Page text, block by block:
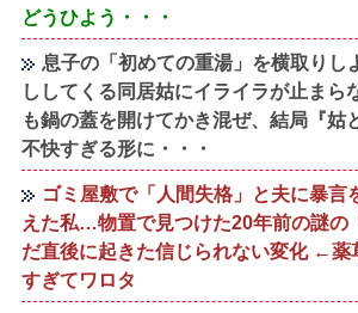
どうひよう・・・
息子の「初めての重湯」を横取りし
ししてくる同居姑にイライラが止まら
も鍋の蓋を開けてかき混ぜ、結局『姑
不快すぎる形に・・・
ゴミ屋敷で「人間失格」と夫に暴言
えた私…物置で見つけた20年前の謎の
だ直後に起きた信じられない変化 ←薬
すぎてワロタ